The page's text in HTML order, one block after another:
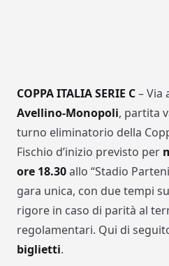
COPPA ITALIA SERIE C– Via
Avellino-Monopoli, partita
turno eliminatorio della
Fischio d’inizio previsto per
ore 18.30allo “Stadio
gara unica, con due tempi
rigore in caso di parità al
regolamentari. Qui di
biglietti.